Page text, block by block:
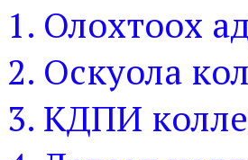
Олохтоох
Оскуола
КДПИ